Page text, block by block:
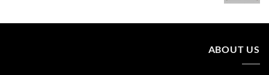
1,500.00 ₪.
1,149.00 ₪.
ABOUT US